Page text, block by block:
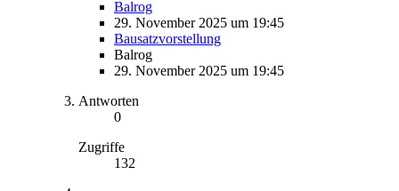
Balrog
29. November 2025 um 19:45
Bausatzvorstellung
Balrog
29. November 2025 um 19:45
Antworten
0
Zugriffe
132